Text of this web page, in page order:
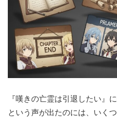
『嘆きの亡霊は引退したい』
という声が出たのには、いく